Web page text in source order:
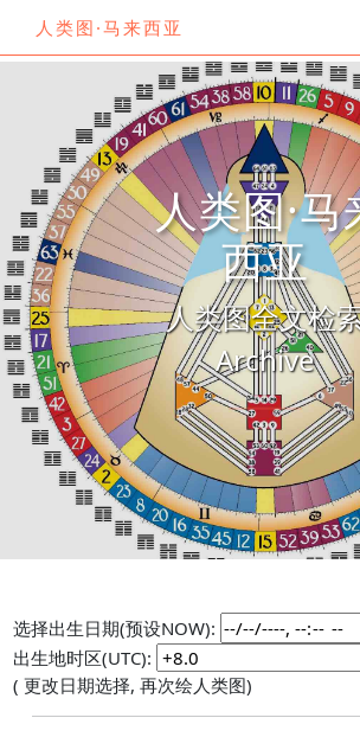
人类图·马来西亚
人类图·马
西亚
人类图全文检
Archive
选择出生日期(预设NOW):
出生地时区(UTC):
( 更改日期选择, 再次绘人类图)